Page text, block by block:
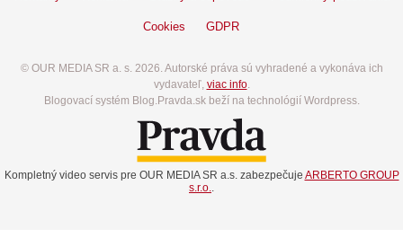
Cookies GDPR
© OUR MEDIA SR a. s. 2026. Autorské práva sú vyhradené a vykonáva ich
vydavateľ, viac info.
Blogovací systém Blog.Pravda.sk beží na technológií Wordpress.
Kompletný video servis pre OUR MEDIA SR a.s. zabezpečuje ARBERTO GROUP
s.r.o..